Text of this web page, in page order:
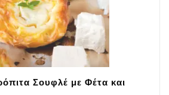
Σουφλέ με Φέτα και